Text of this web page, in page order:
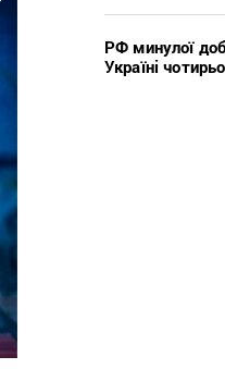
РФ минулої
Україні